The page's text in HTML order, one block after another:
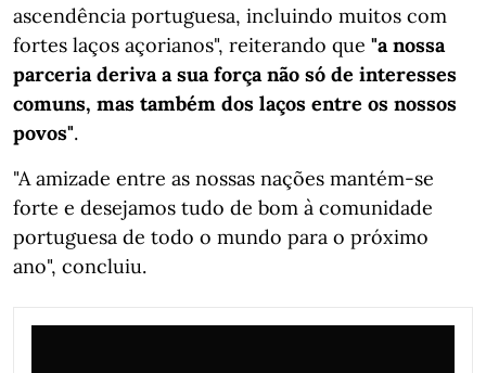
ascendência portuguesa, incluindo muitos com
fortes laços açorianos", reiterando que "a nossa
parceria deriva a sua força não só de interesses
comuns, mas também dos laços entre os nossos
povos".
"A amizade entre as nossas nações mantém-se
forte e desejamos tudo de bom à comunidade
portuguesa de todo o mundo para o próximo
ano", concluiu.